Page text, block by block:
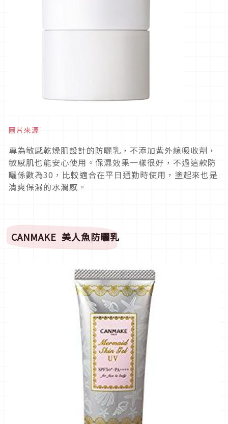
圖片來源
專為敏感乾燥肌設計的防曬乳，不添加紫外線吸收劑，
敏感肌也能安心使用。保濕效果一樣很好，不過這款防
曬係數為30，比較適合在平日通勤時使用，塗起來也是
清爽保濕的水潤感。
CANMAKE 美人魚防曬乳